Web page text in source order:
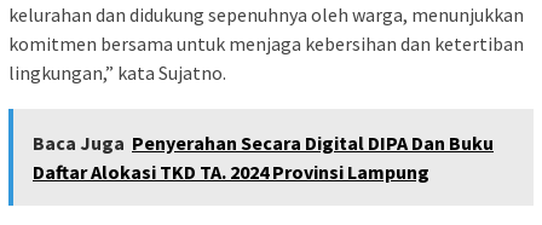
kelurahan dan didukung sepenuhnya oleh warga, menunjukkan
komitmen bersama untuk menjaga kebersihan dan ketertiban
lingkungan,” kata Sujatno.
Baca Juga Penyerahan Secara Digital DIPA Dan Buku
Daftar Alokasi TKD TA. 2024 Provinsi Lampung